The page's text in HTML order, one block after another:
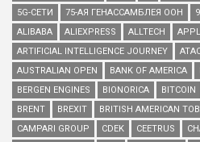
5G-СЕТИ
75-АЯ ГЕНАССАМБЛЕЯ ООН
ALIBABA
ALIEXPRESS ALLTECH
ARTIFICIAL INTELLIGENCE JOURNEY
AUSTRALIAN OPEN
BANK OF AMERICA
BERGEN ENGINES
BIONORICA BITCOIN
BRENT
BREXIT BRITISH AMERICAN
CAMPARI GROUP
CDEK CEETRUS